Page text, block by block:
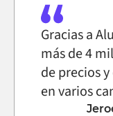
Gracias a
más de 4
de precios
en varios